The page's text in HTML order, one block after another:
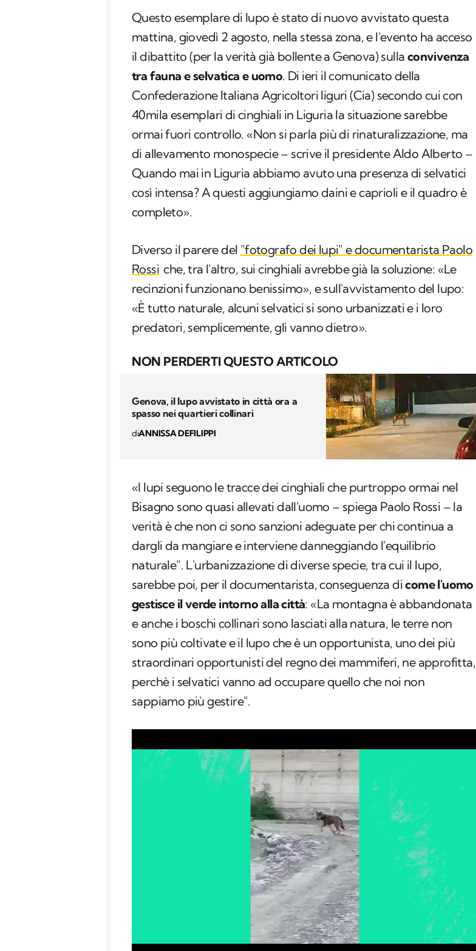
Questo esemplare di lupo è stato di nuovo avvistato questa
mattina, giovedì 2 agosto, nella stessa zona, e l'evento ha acceso
il dibattito (per la verità già bollente a Genova) sulla convivenza
tra fauna e selvatica e uomo. Di ieri il comunicato della
Confederazione Italiana Agricoltori liguri (Cia) secondo cui con
40mila esemplari di cinghiali in Liguria la situazione sarebbe
ormai fuori controllo. «Non si parla più di rinaturalizzazione, ma
di allevamento monospecie – scrive il presidente Aldo Alberto –
Quando mai in Liguria abbiamo avuto una presenza di selvatici
così intensa? A questi aggiungiamo daini e caprioli e il quadro è
completo».
Diverso il parere del "fotografo dei lupi" e documentarista Paolo
Rossi che, tra l'altro, sui cinghiali avrebbe già la soluzione: «Le
recinzioni funzionano benissimo», e sull'avvistamento del lupo:
«È tutto naturale, alcuni selvatici si sono urbanizzati e i loro
predatori, semplicemente, gli vanno dietro».
NON PERDERTI QUESTO ARTICOLO
Genova, il lupo avvistato in città ora a
spasso nei quartieri collinari
diANNISSA DEFILIPPI
«I lupi seguono le tracce dei cinghiali che purtroppo ormai nel
Bisagno sono quasi allevati dall'uomo – spiega Paolo Rossi – la
verità è che non ci sono sanzioni adeguate per chi continua a
dargli da mangiare e interviene danneggiando l'equilibrio
naturale". L'urbanizzazione di diverse specie, tra cui il lupo,
sarebbe poi, per il documentarista, conseguenza dicome l'uomo
gestisce il verde intorno alla città: «La montagna è abbandonata
e anche i boschi collinari sono lasciati alla natura, le terre non
sono più coltivate e il lupo che è un opportunista, uno dei più
straordinari opportunisti del regno dei mammiferi, ne approfitta,
perchè i selvatici vanno ad occupare quello che noi non
sappiamo più gestire".